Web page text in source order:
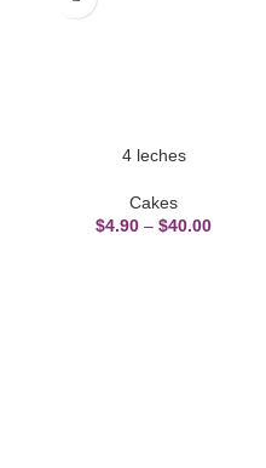
4 leches
Cakes
$4.90 – $40.00